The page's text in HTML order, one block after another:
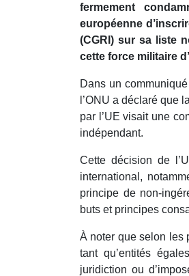
fermement
européenne
(CGRI) sur sa liste
cette force militaire
Dans un
l’ONU a déclaré que
par l’UE visait une
indépendant.
Cette décision de
international,
principe de non-
buts et principes
À noter que selon les
tant qu’entités
juridiction ou